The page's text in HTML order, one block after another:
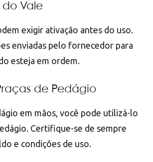
Vale
exigir ativação antes do uso.
enviadas pelo fornecedor para
esteja em ordem.
de Pedágio
em mãos, você pode utilizá-lo
Certifique-se de sempre
e condições de uso.